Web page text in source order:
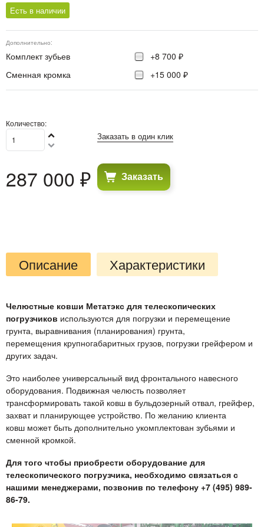
Есть в наличии
Дополнительно:
Комплект зубьев
+8 700 ₽
Сменная кромка
+15 000 ₽
Количество:
287 000 ₽
Заказать в один клик
Заказать
Описание Характеристики
Челюстные ковши Метатэкс для телескопических
погрузчиков используются для погрузки и перемещение
грунта, выравнивания (планирования) грунта,
перемещения крупногабаритных грузов, погрузки грейфером и
других задач.
Это наиболее универсальный вид фронтального навесного
оборудования. Подвижная челюсть позволяет
трансформировать такой ковш в бульдозерный отвал, грейфер,
захват и планирующее устройство. По желанию клиента
ковш может быть дополнительно укомплектован зубьями и
сменной кромкой.
Для того чтобы приобрести оборудование для
телескопического погрузчика, необходимо связаться с
нашими менеджерами, позвонив по телефону +7 (495) 989-
86-79.